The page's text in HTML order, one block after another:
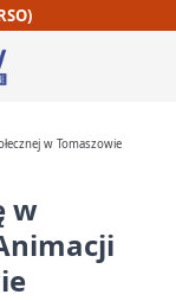
w Tomaszowie
w